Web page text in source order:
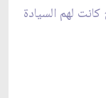
لهم السيادة